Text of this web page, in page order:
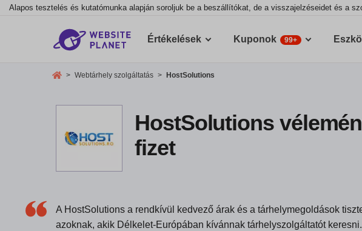
Alapos tesztelés és kutatómunka alapján soroljuk be a beszállítókat, de a visszajelzéseidet és a
Értékelések Kuponok 99+
> Webtárhely szolgáltatás > HostSolutions
HostSolutions
fizet
A HostSolutions a rendkívül kedvező árak és a tárhelymegoldások
azoknak, akik Délkelet-Európában kívánnak tárhelyszolgáltatót